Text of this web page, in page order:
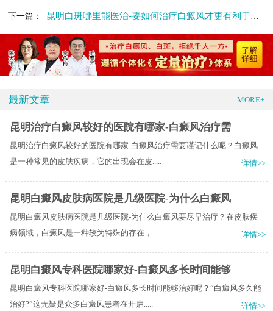
下一篇： 昆明白斑哪里能医治-要如何治疗白癜风才更有利于康复呢
最新文章 MORE+
昆明治疗白癜风较好的医院有哪家-白癜风治疗需
昆明治疗白癜风较好的医院有哪家-白癜风治疗需要谨记什么呢？白癜风
是一种常见的皮肤疾病，它的出现会在皮.....
详情>>
昆明白癜风皮肤病医院是几级医院-为什么白癜风
昆明白癜风皮肤病医院是几级医院-为什么白癜风要尽早治疗？在皮肤疾
病领域，白癜风是一种较为特殊的存在，.....
详情>>
昆明白癜风专科医院哪家好-白癜风多长时间能够
昆明白癜风专科医院哪家好-白癜风多长时间能够治好呢？“白癜风多久能
治好?”这无疑是众多白癜风患者在开启.....
详情>>